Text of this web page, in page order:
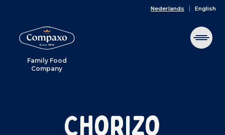
Family Food
Company
Nederlands English
Chorizo